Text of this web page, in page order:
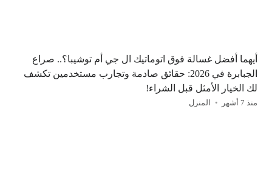
أيهما أفضل غسالة فوق اتوماتيك ال جي أم توشيبا؟.. صراع
الجبابرة في 2026: حقائق صادمة وتجارب مستخدمين تكشف
لك الخيار الأمثل قبل الشراء!
منذ 7 أشهر المنزل